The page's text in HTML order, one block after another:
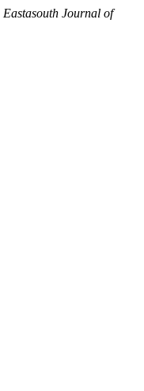
Eastasouth Journal of